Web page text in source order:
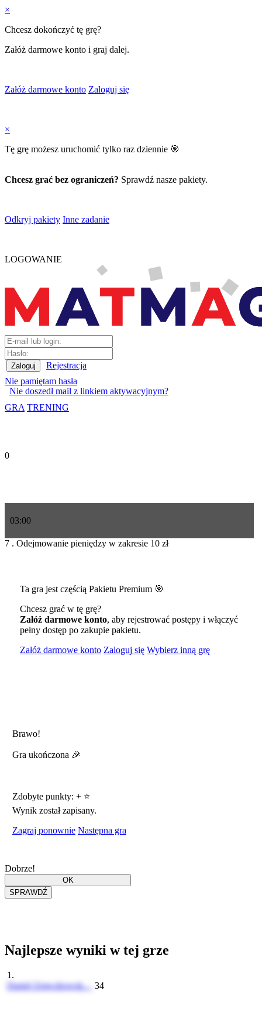
×
Chcesz dokończyć tę grę?
Załóż darmowe konto i graj dalej.
Załóż darmowe konto Zaloguj się
×
Tę grę możesz uruchomić tylko raz dziennie 🎯
Chcesz grać bez ograniczeń? Sprawdź nasze pakiety.
Odkryj pakiety Inne zadanie
LOGOWANIE
Rejestracja
Nie pamiętam hasła
Nie doszedł mail z linkiem aktywacyjnym?
GRA TRENING
0
03:00
7 . Odejmowanie pieniędzy w zakresie 10 zł
Ta gra jest częścią Pakietu Premium 🎯
Chcesz grać w tę grę?
Załóż darmowe konto, aby rejestrować postępy i włączyć
pełny dostęp po zakupie pakietu.
Załóż darmowe konto Zaloguj się Wybierz inną grę
Brawo!
Gra ukończona 🎉
Zdobyte punkty: +⭐
Wynik został zapisany.
Zagraj ponownie Następna gra
Dobrze!
Najlepsze wyniki w tej grze
1.
Daniel Zajączkowsk... 34